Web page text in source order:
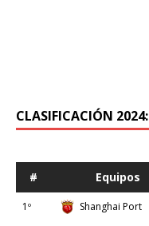
CLASIFICACIÓN 2024:
# Equipos
1º Shanghai Port